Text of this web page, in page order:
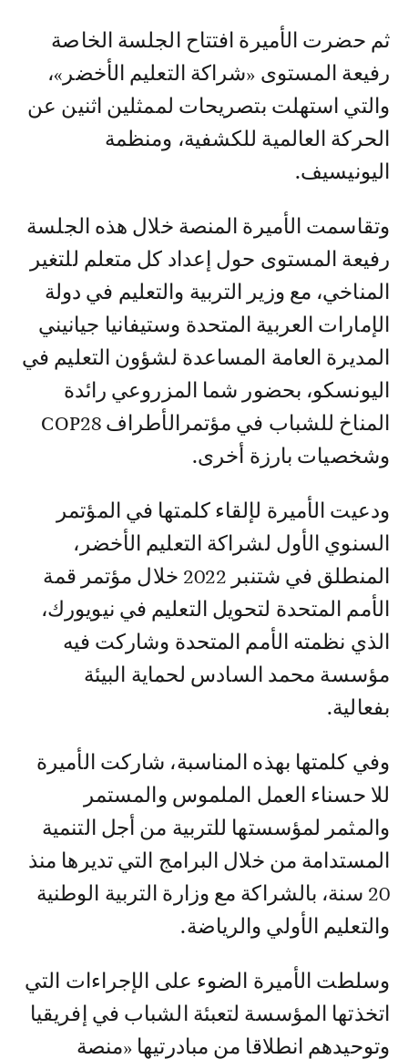
ثم حضرت الأميرة افتتاح الجلسة الخاصة
رفيعة المستوى «شراكة التعليم الأخضر»،
والتي استهلت بتصريحات لممثلين اثنين عن
الحركة العالمية للكشفية، ومنظمة
اليونيسيف.
وتقاسمت الأميرة المنصة خلال هذه الجلسة
رفيعة المستوى حول إعداد كل متعلم للتغير
المناخي، مع وزير التربية والتعليم في دولة
الإمارات العربية المتحدة وستيفانيا جيانيني
المديرة العامة المساعدة لشؤون التعليم في
اليونسكو، بحضور شما المزروعي رائدة
المناخ للشباب في مؤتمرالأطراف COP28
وشخصيات بارزة أخرى.
ودعيت الأميرة لإلقاء كلمتها في المؤتمر
السنوي الأول لشراكة التعليم الأخضر،
المنطلق في شتنبر 2022 خلال مؤتمر قمة
الأمم المتحدة لتحويل التعليم في نيويورك،
الذي نظمته الأمم المتحدة وشاركت فيه
مؤسسة محمد السادس لحماية البيئة
بفعالية.
وفي كلمتها بهذه المناسبة، شاركت الأميرة
للا حسناء العمل الملموس والمستمر
والمثمر لمؤسستها للتربية من أجل التنمية
المستدامة من خلال البرامج التي تديرها منذ
20 سنة، بالشراكة مع وزارة التربية الوطنية
والتعليم الأولي والرياضة.
وسلطت الأميرة الضوء على الإجراءات التي
اتخذتها المؤسسة لتعبئة الشباب في إفريقيا
وتوحيدهم انطلاقا من مبادرتيها «منصة